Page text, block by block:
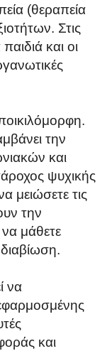
(θεραπεία
Στις
και οι
την
και
ψυχικής
μειώσετε τις
την
να μάθετε
να
και